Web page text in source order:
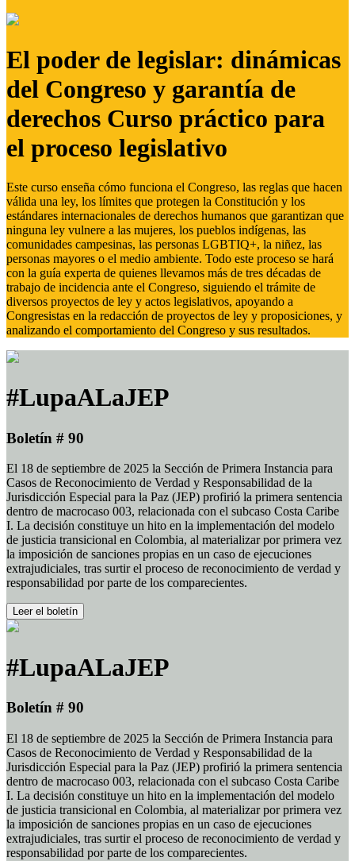
El poder de legislar: dinámicas
del Congreso y garantía de
derechos Curso práctico para
el proceso legislativo
Este curso enseña cómo funciona el Congreso, las reglas que hacen
válida una ley, los límites que protegen la Constitución y los
estándares internacionales de derechos humanos que garantizan que
ninguna ley vulnere a las mujeres, los pueblos indígenas, las
comunidades campesinas, las personas LGBTIQ+, la niñez, las
personas mayores o el medio ambiente. Todo este proceso se hará
con la guía experta de quienes llevamos más de tres décadas de
trabajo de incidencia ante el Congreso, siguiendo el trámite de
diversos proyectos de ley y actos legislativos, apoyando a
Congresistas en la redacción de proyectos de ley y proposiciones, y
analizando el comportamiento del Congreso y sus resultados.
#LupaALaJEP
Boletín # 90
El 18 de septiembre de 2025 la Sección de Primera Instancia para
Casos de Reconocimiento de Verdad y Responsabilidad de la
Jurisdicción Especial para la Paz (JEP) profirió la primera sentencia
dentro de macrocaso 003, relacionada con el subcaso Costa Caribe
I. La decisión constituye un hito en la implementación del modelo
de justicia transicional en Colombia, al materializar por primera vez
la imposición de sanciones propias en un caso de ejecuciones
extrajudiciales, tras surtir el proceso de reconocimiento de verdad y
responsabilidad por parte de los comparecientes.
Leer el boletín
#LupaALaJEP
Boletín # 90
El 18 de septiembre de 2025 la Sección de Primera Instancia para
Casos de Reconocimiento de Verdad y Responsabilidad de la
Jurisdicción Especial para la Paz (JEP) profirió la primera sentencia
dentro de macrocaso 003, relacionada con el subcaso Costa Caribe
I. La decisión constituye un hito en la implementación del modelo
de justicia transicional en Colombia, al materializar por primera vez
la imposición de sanciones propias en un caso de ejecuciones
extrajudiciales, tras surtir el proceso de reconocimiento de verdad y
responsabilidad por parte de los comparecientes.